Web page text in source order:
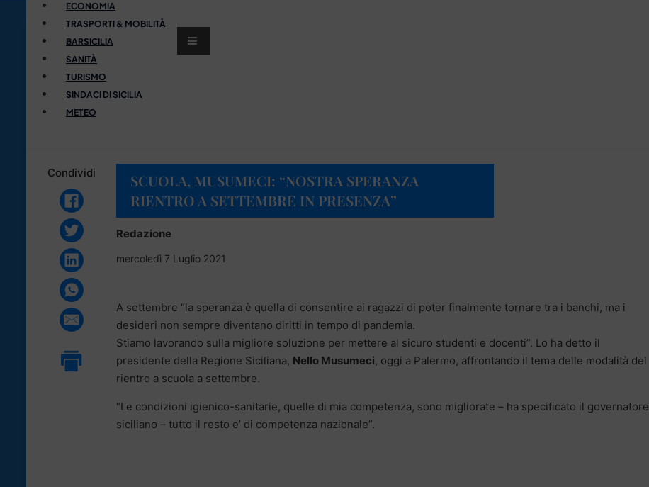
ECONOMIA
TRASPORTI & MOBILITÀ
BARSICILIA
SANITÀ
TURISMO
SINDACI DI SICILIA
METEO
Condividi
SCUOLA, MUSUMECI: “NOSTRA SPERANZA
RIENTRO A SETTEMBRE IN PRESENZA”
Redazione
mercoledì 7 Luglio 2021
A settembre “la speranza è quella di consentire ai ragazzi di poter finalmente tornare tra i banchi, ma i
desideri non sempre diventano diritti in tempo di pandemia.
Stiamo lavorando sulla migliore soluzione per mettere al sicuro studenti e docenti”. Lo ha detto il
presidente della Regione Siciliana, Nello Musumeci, oggi a Palermo, affrontando il tema delle modalità del
rientro a scuola a settembre.
“Le condizioni igienico-sanitarie, quelle di mia competenza, sono migliorate – ha specificato il governatore
siciliano – tutto il resto e’ di competenza nazionale”.